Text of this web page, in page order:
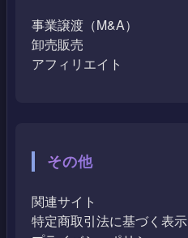
事業譲渡（M&A）
卸売販売
アフィリエイト
その他
関連サイト
特定商取引法に基づく表示